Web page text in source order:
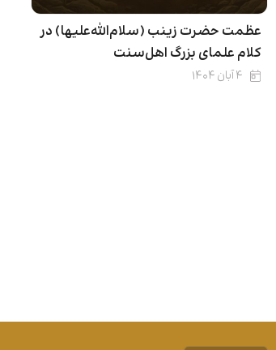
عظمت حضرت زینب (سلام‌الله‌علیها) در
کلام علمای بزرگ اهل‌سنت
۴ آبان ۱۴۰۴